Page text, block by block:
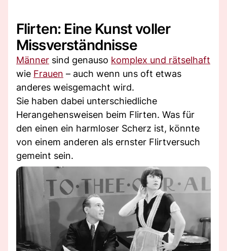
Flirten: Eine Kunst voller
Missverständnisse
Männer sind genauso komplex und rätselhaft
wie Frauen – auch wenn uns oft etwas
anderes weisgemacht wird.
Sie haben dabei unterschiedliche
Herangehensweisen beim Flirten. Was für
den einen ein harmloser Scherz ist, könnte
von einem anderen als ernster Flirtversuch
gemeint sein.